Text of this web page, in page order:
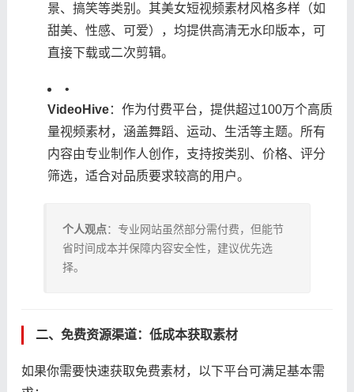
景、搞笑等类别。其美女短视频素材风格多样（如
甜美、性感、可爱），均提供高清无水印版本，可
直接下载或二次剪辑。
•
​VideoHive​​：作为付费平台，提供超过100万个高质
量视频素材，涵盖舞蹈、运动、生活等主题。所有
内容由专业制作人创作，支持按类别、价格、评分
筛选，适合对品质要求较高的用户。
​个人观点​​：专业网站虽然部分需付费，但能节
省时间成本并保障内容安全性，建议优先选
择。
二、免费资源渠道：低成本获取素材
如果你需要快速获取免费素材，以下平台可满足基本需